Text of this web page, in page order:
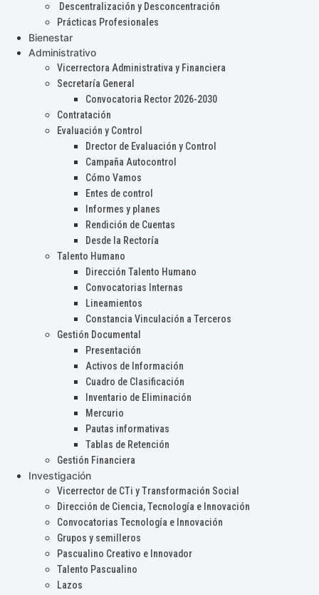
Descentralización y Desconcentración
Prácticas Profesionales
Bienestar
Administrativo
Vicerrectora Administrativa y Financiera
Secretaría General
Convocatoria Rector 2026-2030
Contratación
Evaluación y Control
Drector de Evaluación y Control
Campaña Autocontrol
Cómo Vamos
Entes de control
Informes y planes
Rendición de Cuentas
Desde la Rectoría
Talento Humano
Dirección Talento Humano
Convocatorias Internas
Lineamientos
Constancia Vinculación a Terceros
Gestión Documental
Presentación
Activos de Información
Cuadro de Clasificación
Inventario de Eliminación
Mercurio
Pautas informativas
Tablas de Retención
Gestión Financiera
Investigación
Vicerrector de CTi y Transformación Social
Dirección de Ciencia, Tecnología e Innovación
Convocatorias Tecnología e Innovación
Grupos y semilleros
Pascualino Creativo e Innovador
Talento Pascualino
Lazos